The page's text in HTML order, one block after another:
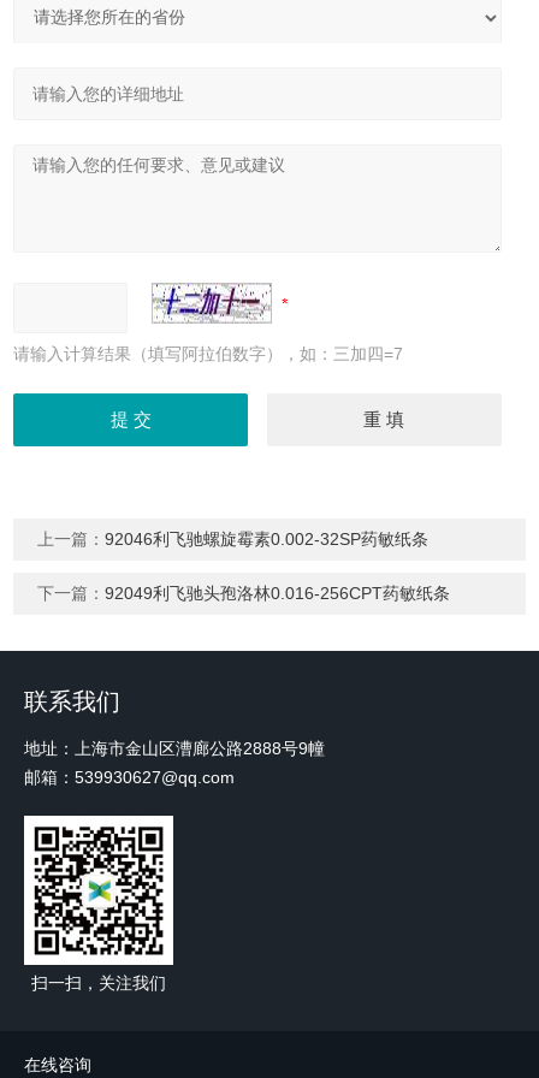
请输入计算结果（填写阿拉伯数字），如：三加四=7
上一篇：92046利飞驰螺旋霉素0.002-32SP药敏纸条
下一篇：92049利飞驰头孢洛林0.016-256CPT药敏纸条
联系我们
地址：上海市金山区漕廊公路2888号9幢
邮箱：539930627@qq.com
扫一扫，关注我们
在线咨询